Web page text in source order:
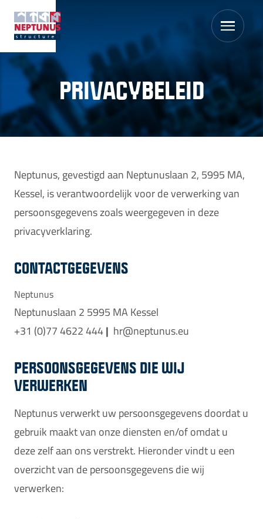
PRIVACYBELEID
Neptunus, gevestigd aan Neptunuslaan 2, 5995 MA,
Kessel, is verantwoordelijk voor de verwerking van
persoonsgegevens zoals weergegeven in deze
privacyverklaring.
CONTACTGEGEVENS
Neptunus
Neptunuslaan 2 5995 MA Kessel
+31 (0)77 4622 444 | hr@neptunus.eu
PERSOONSGEGEVENS DIE WIJ
VERWERKEN
Neptunus verwerkt uw persoonsgegevens doordat u
gebruik maakt van onze diensten en/of omdat u
deze zelf aan ons verstrekt. Hieronder vindt u een
overzicht van de persoonsgegevens die wij
verwerken: